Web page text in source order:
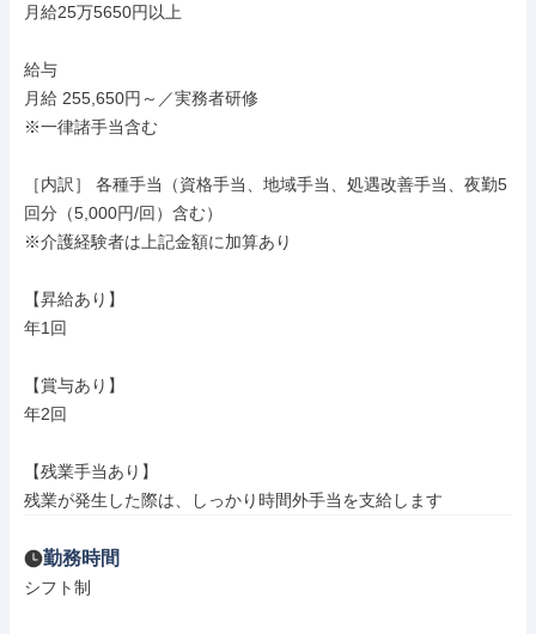
月給25万5650円以上
給与
月給 255,650円～／実務者研修
※一律諸手当含む
［内訳］ 各種手当（資格手当、地域手当、処遇改善手当、夜勤5
回分（5,000円/回）含む）
※介護経験者は上記金額に加算あり
【昇給あり】
年1回
【賞与あり】
年2回
【残業手当あり】
残業が発生した際は、しっかり時間外手当を支給します
勤務時間
シフト制